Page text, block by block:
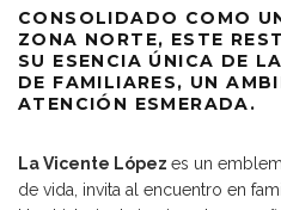
CONSOLIDADO COMO
ZONA NORTE, ESTE
SU ESENCIA ÚNICA DE
DE FAMILIARES, UN
ATENCIÓN ESMERADA.
La Vicente López es un
de vida, invita al encuentro en